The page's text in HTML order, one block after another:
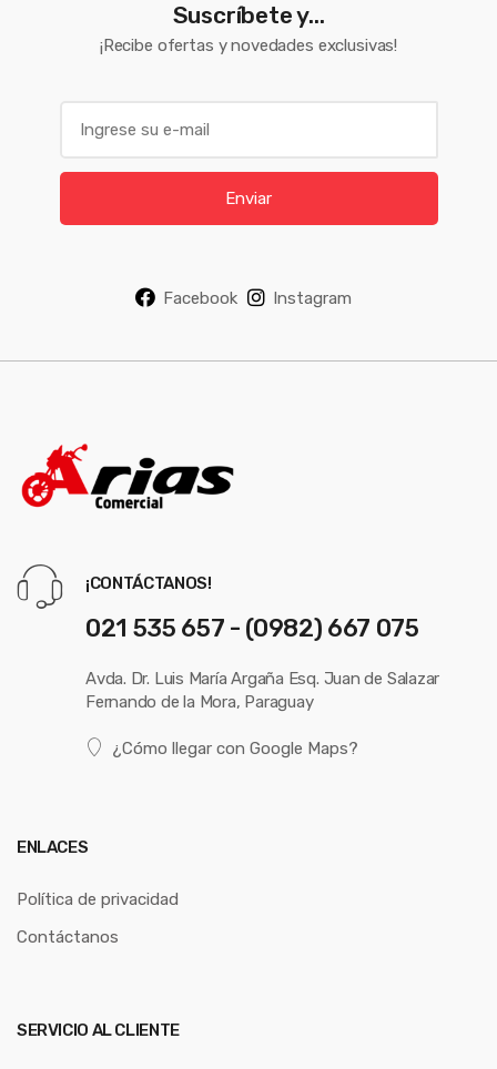
Suscríbete y...
¡Recibe ofertas y novedades exclusivas!
l
Enviar
Facebook Instagram
¡CONTÁCTANOS!
021 535 657 - (0982) 667 075
Avda. Dr. Luis María Argaña Esq. Juan de Salazar
Fernando de la Mora, Paraguay
¿Cómo llegar con Google Maps?
ENLACES
Política de privacidad
Contáctanos
SERVICIO AL CLIENTE